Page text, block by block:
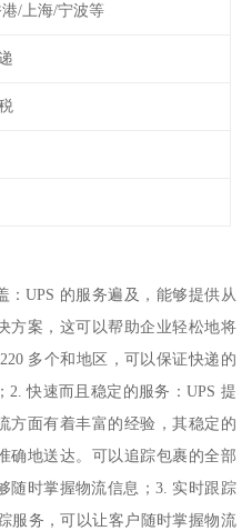
/上海/宁波等
：UPS 的服务遍及，能够提供从
方案，这可以帮助企业轻松地将
多个和地区，可以保证快递的
快速而且稳定的服务：UPS 提
方面有着丰富的经验，其稳定的
确地送达。可以追踪包裹的全部
随时掌握物流信息；3. 实时跟踪
服务，可以让客户随时掌握物流